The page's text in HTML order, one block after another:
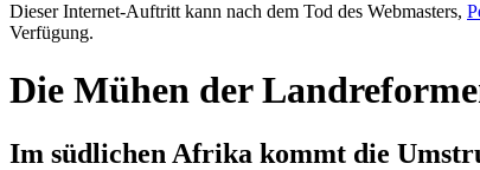
Dieser Internet-Auftritt kann nach dem Tod des Webmasters,
Verfügung.
Die Mühen der
Im südlichen Afrika kommt die